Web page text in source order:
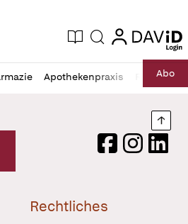
Zeitung
Aktuelle Ausgabe
Suche login
login
Apothekenpraxis RechtAbo
Logo
FacebookInstagram
Rechtliches